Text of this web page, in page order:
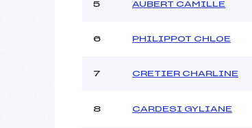
Pénalité appliquée :
5 AUBERT CAMILLE
6 PHILIPPOT CHLOE
7 CRETIER CHARLINE
8 CARDESI GYLIANE